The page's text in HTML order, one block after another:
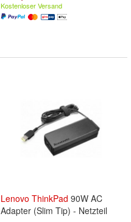
Kostenloser Versand
Lenovo ThinkPad 90W AC
Adapter (Slim Tip) - Netzteil